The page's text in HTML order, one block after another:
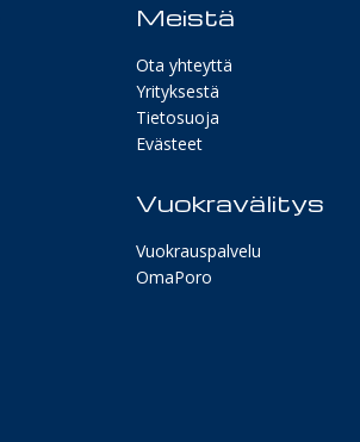
Meistä
Ota yhteyttä
Yrityksestä
Tietosuoja
Evästeet
Vuokravälitys
Vuokrauspalvelu
OmaPoro